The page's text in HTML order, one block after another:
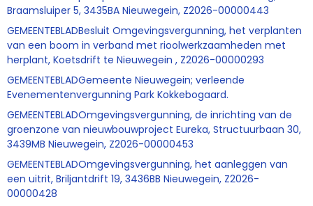
Braamsluiper 5, 3435BA Nieuwegein, Z2026-00000443
GEMEENTEBLADBesluit Omgevingsvergunning, het verplanten
van een boom in verband met rioolwerkzaamheden met
herplant, Koetsdrift te Nieuwegein , Z2026-00000293
GEMEENTEBLADGemeente Nieuwegein; verleende
Evenementenvergunning Park Kokkebogaard.
GEMEENTEBLADOmgevingsvergunning, de inrichting van de
groenzone van nieuwbouwproject Eureka, Structuurbaan 30,
3439MB Nieuwegein, Z2026-00000453
GEMEENTEBLADOmgevingsvergunning, het aanleggen van
een uitrit, Briljantdrift 19, 3436BB Nieuwegein, Z2026-
00000428